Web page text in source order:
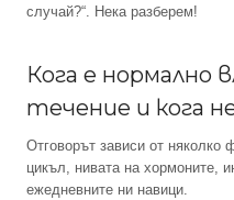
случай?“. Нека разберем!
Кога е нормално
течение и кога
Отговорът зависи от няколко
цикъл, нивата на хормоните,
ежедневните ни навици.